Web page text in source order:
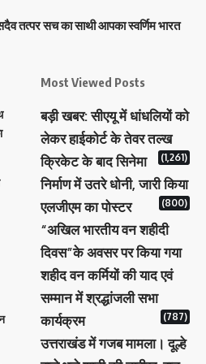
पर ताबड़तोड़ कार्रवाई, जनता में
खिलाफ की जा रही कार्रवाई ने पेश की
पुष्कर सिंह धामी के नेतृत्व में
सख्त कदम उठाए जा रहे हैं। इसी क्रम
स्थित सतर्कता अधिष्ठान
के जिला सैनिक कल्याण
कर्नल) को ₹50,000 की रिश्वत
तत्पर सच का साथी आपका स्वर्णिम भारत
Most Viewed Posts
बड़ी खबर: सीएयू में धांधलियों को
लेकर हाईकोर्ट के तेवर तल्ख
(1,261)
क्रिकेट के बाद सिनेमा
निर्माण में उतरे धोनी, जारी किया
एलजीएम का पोस्टर
(800)
“अखिल भारतीय वन शहीदी
दिवस”के अवसर पर किया गया
शहीद वन कर्मियों की याद एवं
सम्मान में श्रद्धांजली सभा
कार्यक्रम
(787)
उत्तराखंड में गजब मामला। दूल्हे